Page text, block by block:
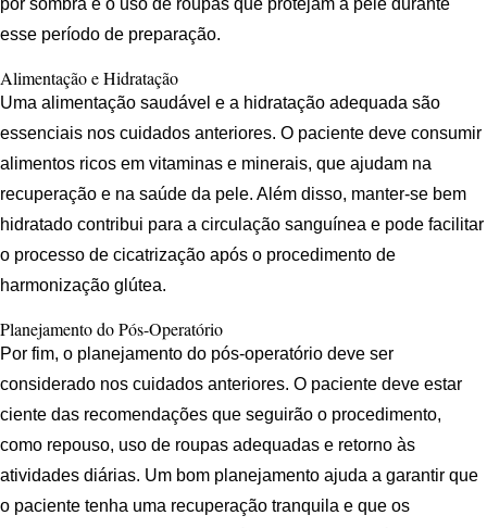
esse período de preparação.
Alimentação e Hidratação
Uma alimentação saudável e a hidratação adequada são
essenciais nos cuidados anteriores. O paciente deve consumir
alimentos ricos em vitaminas e minerais, que ajudam na
recuperação e na saúde da pele. Além disso, manter-se bem
hidratado contribui para a circulação sanguínea e pode facilitar
o processo de cicatrização após o procedimento de
harmonização glútea.
Planejamento do Pós-Operatório
Por fim, o planejamento do pós-operatório deve ser
considerado nos cuidados anteriores. O paciente deve estar
ciente das recomendações que seguirão o procedimento,
como repouso, uso de roupas adequadas e retorno às
atividades diárias. Um bom planejamento ajuda a garantir que
o paciente tenha uma recuperação tranquila e que os